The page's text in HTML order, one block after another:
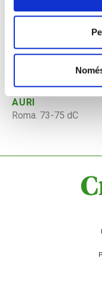
AURI
Roma. 73-75 dC